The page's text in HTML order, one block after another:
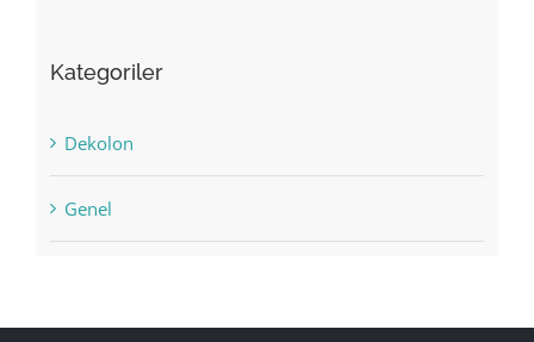
Kategoriler
Dekolon
Genel